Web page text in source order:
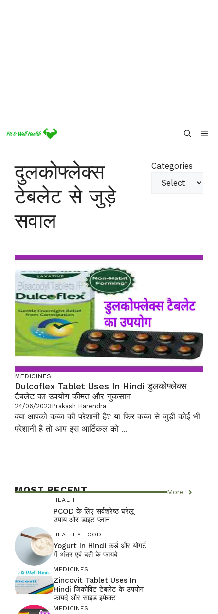
दुलकोफ्लेक्स
टेबलेट से जुड़े
सवाल
Categories
MEDICINES
Dulcoflex Tablet Uses In Hindi डुलकोफ्लेक्स
टैबलेट का उपयोग कीमत और नुकसान
24/06/2023Prakash Harendra
क्या आपको कब्ज की परेशानी है? या फिर कब्ज से जुड़ी कोई भी
परेशानी है तो आप इस आर्टिकल को ...
MOST RECENT More
HEALTH
PCOD के लिए सर्वश्रेष्ठ घरेलू
उपाय और डाइट प्लान
HEALTHY FOOD
Yogurt In Hindi कर्ड और योगर्ट
में अंतर एवं दही के फायदे
MEDICINES
Zincovit Tablet Uses In
Hindi जिंकोविट टेबलेट के उपयोग
फायदे और साइड इफेक्ट
MEDICINES